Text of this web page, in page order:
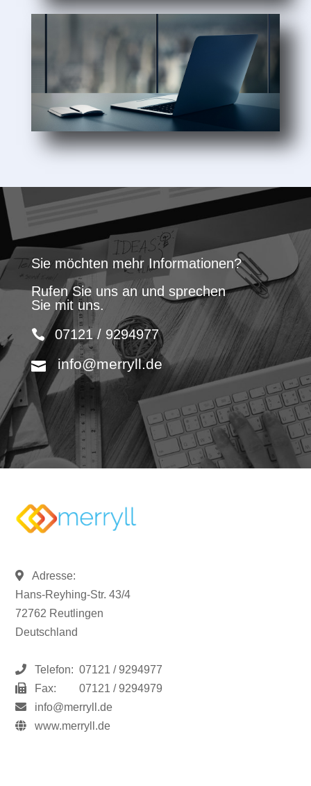
Sie möchten mehr Informationen?
Rufen Sie uns an und sprechen
Sie mit uns.
07121 / 9294977
info@merryll.de
Adresse:
Hans-Reyhing-Str. 43/4
72762 Reutlingen
Deutschland
Telefon: 07121 / 9294977
Fax:
07121 / 9294979
info@merryll.de
www.merryll.de